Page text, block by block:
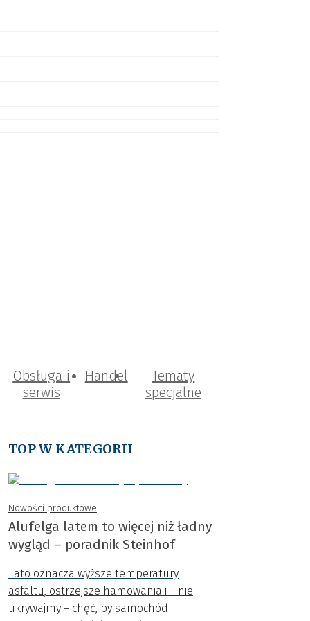
Obsługa i
serwis
Handel
Tematy
specjalne
TOP W KATEGORII
Nowości produktowe
Alufelga latem to więcej niż ładny
wygląd – poradnik Steinhof
Lato oznacza wyższe temperatury
asfaltu, ostrzejsze hamowania i – nie
ukrywajmy – chęć, by samochód